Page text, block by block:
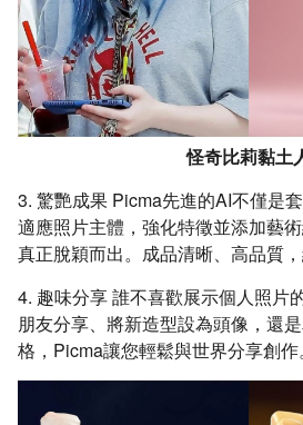
怪奇比莉黏土
3. 驚艷成果 Picma先進的AI不僅
適應照片主體，強化特徵並添加藝
真正脫穎而出。成品清晰、高品質，
4. 趣味分享 誰不喜歡展示個人照片
朋友分享、將新造型設為頭像，還
格，Picma讓您輕鬆與世界分享創作。